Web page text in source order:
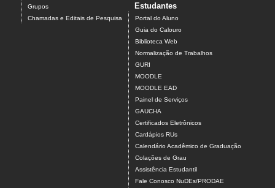
Grupos
Chamadas e Editais de Pesquisa
Estudantes
Portal do Aluno
Guia do Calouro
Biblioteca Web
Normalização de Trabalhos
GURI
MOODLE
MOODLE EAD
Painel de Serviços
GAUCHA
Certificados Eletrônicos
Cardápios RUs
Calendário Acadêmico de Graduação
Colações de Grau
Assistência Estudantil
Fale Conosco NuDEs/PRODAE